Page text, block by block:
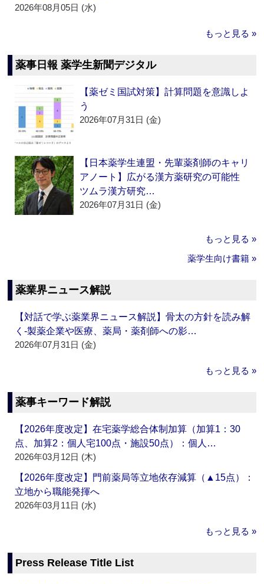
2026年08月05日 (水)
もっと見る »
薬事日報 薬学生新聞デジタル
【薬ゼミ国試対策】計算問題を意識しよ
う
2026年07月31日 (金)
【日本薬学生連盟・先輩薬剤師のキャリ
アノート】広がる漢方薬研究の可能性
ツムラ漢方研究…
2026年07月31日 (金)
もっと見る »
薬学生向け書籍 »
薬業界ニュース解説
【対話で学ぶ薬業界ニュース解説】骨太の方針を読み解
く‐製薬企業や医療、薬局・薬剤師への影…
2026年07月31日 (金)
もっと見る »
薬事キーワード解説
【2026年度改定】在宅薬学総合体制加算（加算1：30
点、加算2：個人宅100点・施設50点）：個人…
2026年03月12日 (木)
【2026年度改定】門前薬局等立地依存減算（▲15点）：
立地から職能発揮へ
2026年03月11日 (水)
もっと見る »
Press Release Title List